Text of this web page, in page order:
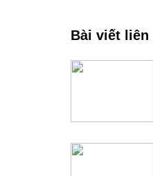
Bài viết liên